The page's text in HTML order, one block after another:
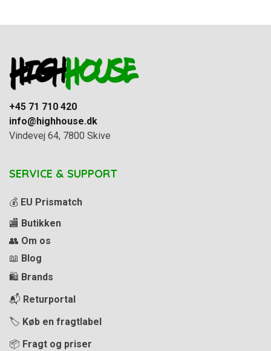
+45 71 710 420
info@highhouse.dk
Vindevej 64, 7800 Skive
SERVICE & SUPPORT
💰 EU Prismatch
🏬 Butikken
👥 Om os
📖 Blog
🛍️ Brands
📬 Returportal
🏷️ Køb en fragtlabel
📦 Fragt og priser